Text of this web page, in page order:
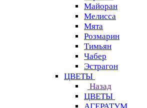
Майоран
Мелисса
Мята
Розмарин
Тимьян
Чабер
Эстрагон
ЦВЕТЫ
Назад
ЦВЕТЫ